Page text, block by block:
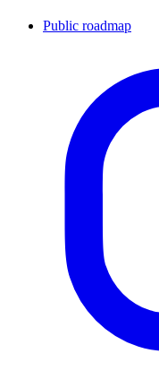
Public roadmap